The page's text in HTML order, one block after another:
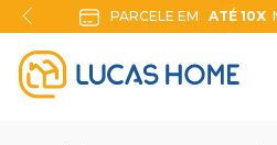
NO CARTÃO DE CŔEDITO